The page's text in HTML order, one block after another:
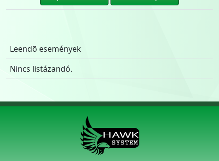
Leendõ események
Nincs listázandó.